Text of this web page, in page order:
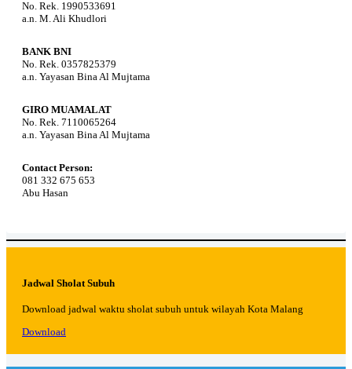
No. Rek. 1990533691
a.n. M. Ali Khudlori
BANK BNI
No. Rek. 0357825379
a.n. Yayasan Bina Al Mujtama
GIRO MUAMALAT
No. Rek. 7110065264
a.n. Yayasan Bina Al Mujtama
Contact Person:
081 332 675 653
Abu Hasan
Jadwal Sholat Subuh
Download jadwal waktu sholat subuh untuk wilayah Kota Malang
Download